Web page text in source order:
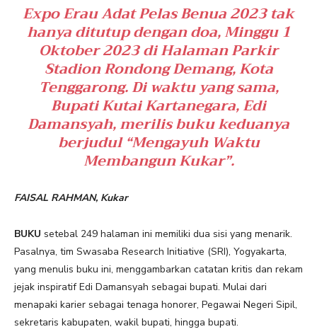
Expo Erau Adat Pelas Benua 2023 tak
hanya ditutup dengan doa, Minggu 1
Oktober 2023 di Halaman Parkir
Stadion Rondong Demang, Kota
Tenggarong. Di waktu yang sama,
Bupati Kutai Kartanegara, Edi
Damansyah, merilis buku keduanya
berjudul “Mengayuh Waktu
Membangun Kukar”.
FAISAL RAHMAN, Kukar
BUKU setebal 249 halaman ini memiliki dua sisi yang menarik.
Pasalnya, tim Swasaba Research Initiative (SRI), Yogyakarta,
yang menulis buku ini, menggambarkan catatan kritis dan rekam
jejak inspiratif Edi Damansyah sebagai bupati. Mulai dari
menapaki karier sebagai tenaga honorer, Pegawai Negeri Sipil,
sekretaris kabupaten, wakil bupati, hingga bupati.